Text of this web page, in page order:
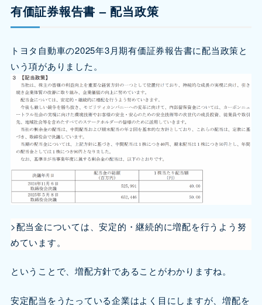
有価証券報告書 – 配当政策
トヨタ自動車の2025年3月期有価証券報告書に配当政策と
いう項がありました。
>配当金については、安定的・継続的に増配を行うよう努
めています。
ということで、増配方針であることがわかりますね。
安定配当をうたっている企業はよく目にしますが、増配を